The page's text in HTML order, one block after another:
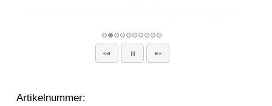
Artikelnummer: